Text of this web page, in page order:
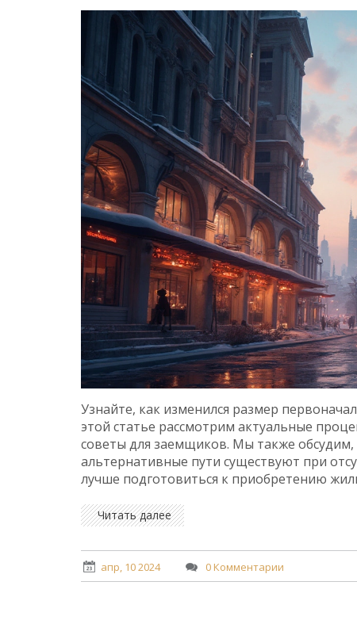
Узнайте, как изменился размер
этой статье рассмотрим актуальные
советы для заемщиков. Мы также
альтернативные пути существуют при
лучше подготовиться к приобретению
Читать далее
апр, 10 2024 0 Комментарии